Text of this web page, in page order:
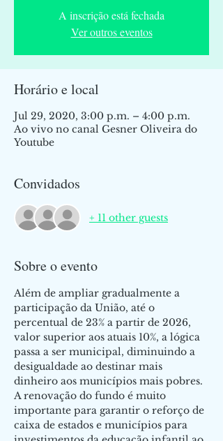
A inscrição está fechada
Ver outros eventos
Horário e local
Jul 29, 2020, 3:00 p.m. – 4:00 p.m.
Ao vivo no canal Gesner Oliveira do
Youtube
Convidados
+ 11 other guests
Sobre o evento
Além de ampliar gradualmente a
participação da União, até o
percentual de 23% a partir de 2026,
valor superior aos atuais 10%, a lógica
passa a ser municipal, diminuindo a
desigualdade ao destinar mais
dinheiro aos municípios mais pobres.
A renovação do fundo é muito
importante para garantir o reforço de
caixa de estados e municípios para